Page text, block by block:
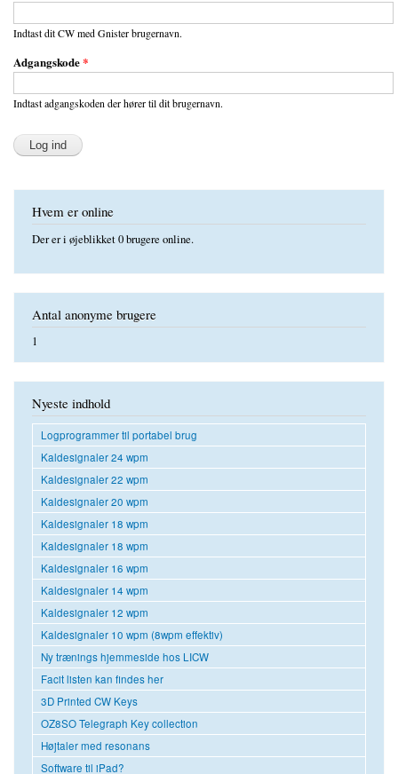
Indtast dit CW med Gnister brugernavn.
Adgangskode*
Indtast adgangskoden der hører til dit brugernavn.
Hvem er online
Der er i øjeblikket 0 brugere online.
Antal anonyme brugere
1
Nyeste indhold
Logprogrammer til portabel brug
Kaldesignaler 24 wpm
Kaldesignaler 22 wpm
Kaldesignaler 20 wpm
Kaldesignaler 18 wpm
Kaldesignaler 18 wpm
Kaldesignaler 16 wpm
Kaldesignaler 14 wpm
Kaldesignaler 12 wpm
Kaldesignaler 10 wpm (8wpm effektiv)
Ny trænings hjemmeside hos LICW
Facit listen kan findes her
3D Printed CW Keys
OZ8SO Telegraph Key collection
Højtaler med resonans
Software til iPad?